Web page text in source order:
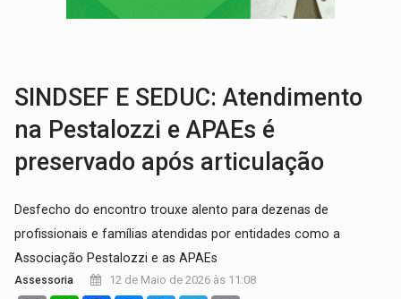
POSSESSÃO DE DEBORAH LOGAN: Terror mistura mistério e filmagens
SINDSEF E SEDUC: Atendimento
na Pestalozzi e APAEs é
preservado após articulação
Desfecho do encontro trouxe alento para dezenas de
profissionais e famílias atendidas por entidades como a
Associação Pestalozzi e as APAEs
Assessoria 12 de Maio de 2026 às 11:08